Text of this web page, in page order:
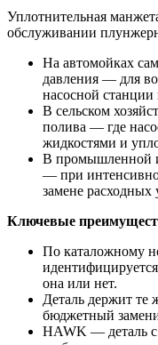
Уплотнительная
обслуживании
На автомойках
давления — для
насосной
В сельском
полива — где
жидкостями и
В промышленной
— при
замене расходных
Ключевые
По каталожному
она или нет.
Деталь держит те
бюджетный
HAWK — деталь